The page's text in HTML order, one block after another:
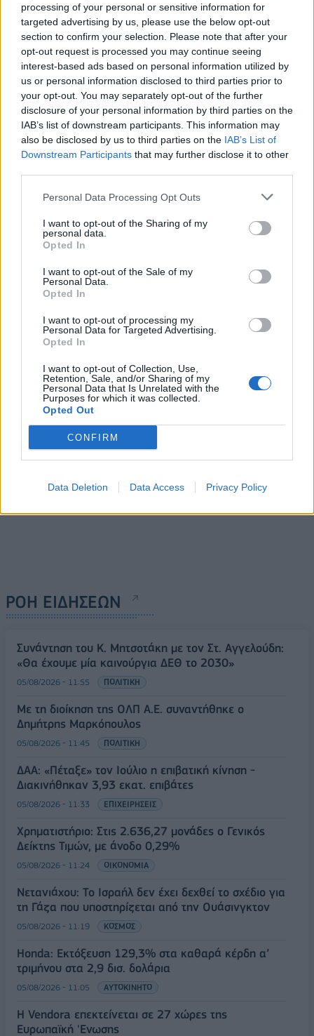
processing of your personal or sensitive information for
targeted advertising by us, please use the below opt-out
section to confirm your selection. Please note that after your
opt-out request is processed you may continue seeing
interest-based ads based on personal information utilized by
us or personal information disclosed to third parties prior to
your opt-out. You may separately opt-out of the further
disclosure of your personal information by third parties on the
IAB’s list of downstream participants. This information may
also be disclosed by us to third parties on the IAB’s List of
Downstream Participants that may further disclose it to other
Personal Data Processing Opt Outs
I want to opt-out of the Sharing of my
personal data.
Opted In
I want to opt-out of the Sale of my
Personal Data.
Opted In
I want to opt-out of processing my
Personal Data for Targeted Advertising.
Opted In
I want to opt-out of Collection, Use,
Retention, Sale, and/or Sharing of my
Personal Data that Is Unrelated with the
Purposes for which it was collected.
Opted Out
CONFIRM
Data Deletion Data Access Privacy Policy
Stoiximan: «Πού ήσουν;» στις μεγάλες στιγμές του Ολυμπιακού
Η EY Ελλάδος διακρίθηκε με το Σήμα Διαφορετικότητας για τη
δέσμευσή της στη συμπερίληψη
ΠΕΡΙΣΣΌΤΕΡΑ ΣΕ ΑΥΤΉ ΤΗΝ ΚΑΤΗΓΟΡΊΑ
ΟΠΕΚΑ: Άνοιξε η
για το επίδομα παιδιού
13/04/2023 - 09:57
Χρηματιστήριο: ΄Ηπια
έναρξη
13/04/2023 - 11:15
ΡΟΗ ΕΙΔΗΣΕΩΝ
Συνάντηση του Κ. Μητσοτάκη με τον Στ. Αγγελούδη:
«Θα έχουμε μία καινούργια ΔΕΘ το 2030»
05/08/2026 - 11:55 ΠΟΛΙΤΙΚΗ
Με τη διοίκηση της ΟΛΠ Α.Ε. συναντήθηκε ο
Δημήτρης Μαρκόπουλος
05/08/2026 - 11:45 ΠΟΛΙΤΙΚΗ
ΔΑΑ: «Πέταξε» τον Ιούλιο η επιβατική κίνηση -
Διακινήθηκαν 3,93 εκατ. επιβάτες
05/08/2026 - 11:33 ΕΠΙΧΕΙΡΗΣΕΙΣ
Χρηματιστήριο: Στις 2.636,27 μονάδες ο Γενικός
Δείκτης Τιμών, με άνοδο 0,29%
05/08/2026 - 11:24 ΟΙΚΟΝΟΜΙΑ
Νετανιάχου: Το Ισραήλ δεν έχει δεχθεί το σχέδιο για
τη Γάζα που υποστηρίζεται από την Ουάσινγκτον
05/08/2026 - 11:19 ΚΟΣΜΟΣ
Honda: Εκτόξευση 129,3% στα καθαρά κέρδη α’
τριμήνου στα 2,9 δισ. δολάρια
05/08/2026 - 11:05 ΑΥΤΟΚΙΝΗΤΟ
Η Vendora επεκτείνεται σε 27 χώρες της
Ευρωπαϊκή 'Ενωσης